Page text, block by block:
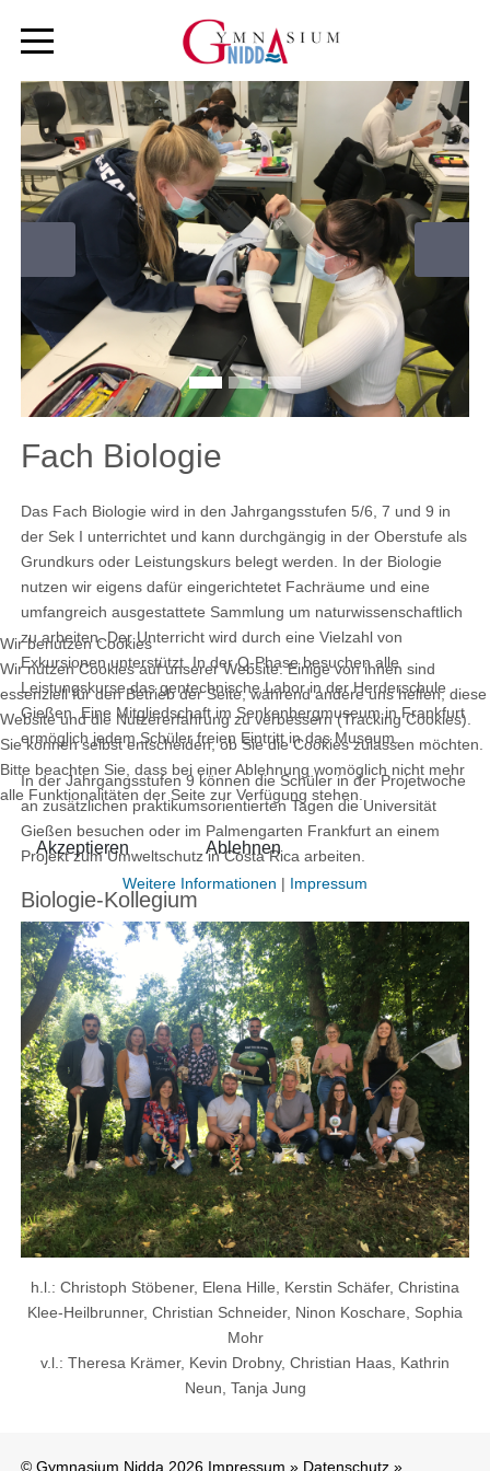
Zurück
Fach Biologie
Das Fach Biologie wird in den Jahrgangsstufen 5/6, 7 und 9 in
der Sek I unterrichtet und kann durchgängig in der Oberstufe als
Grundkurs oder Leistungskurs belegt werden. In der Biologie
nutzen wir eigens dafür eingerichtetet Fachräume und eine
umfangreich ausgestattete Sammlung um naturwissenschaftlich
zu arbeiten. Der Unterricht wird durch eine Vielzahl von
Exkursionen unterstützt. In der Q-Phase besuchen alle
Leistungskurse das gentechnische Labor in der Herderschule
Gießen. Eine Mitgliedschaft im Senkenbergmuseum in Frankfurt
ermöglich jedem Schüler freien Eintritt in das Museum.
In der Jahrgangsstufen 9 können die Schüler in der Projetwoche
an zusätzlichen praktikumsorientierten Tagen die Universität
Gießen besuchen oder im Palmengarten Frankfurt an einem
Projekt zum Umweltschutz in Costa Rica arbeiten.
Biologie-Kollegium
h.l.: Christoph Stöbener, Elena Hille, Kerstin Schäfer, Christina
Klee-Heilbrunner, Christian Schneider, Ninon Koschare, Sophia
Mohr
v.l.: Theresa Krämer, Kevin Drobny, Christian Haas, Kathrin
Neun, Tanja Jung
© Gymnasium Nidda 2026 Impressum » Datenschutz »
Wir benutzen Cookies
Wir nutzen Cookies auf unserer Website. Einige von ihnen sind
essenziell für den Betrieb der Seite, während andere uns helfen, diese
Website und die Nutzererfahrung zu verbessern (Tracking Cookies).
Sie können selbst entscheiden, ob Sie die Cookies zulassen möchten.
Bitte beachten Sie, dass bei einer Ablehnung womöglich nicht mehr
alle Funktionalitäten der Seite zur Verfügung stehen.
Akzeptieren Ablehnen
Weitere Informationen | Impressum